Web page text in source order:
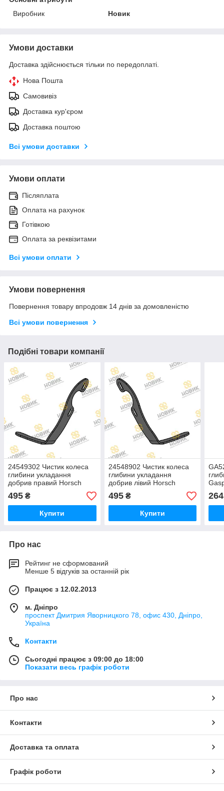
Виробник
Новик
Умови доставки
Доставка здійснюється тільки по передоплаті.
Нова Пошта
Самовивіз
Доставка кур'єром
Доставка поштою
Всі умови доставки
Умови оплати
Післяплата
Оплата на рахунок
Готівкою
Оплата за реквізитами
Всі умови оплати
Умови повернення
Повернення товару впродовж 14 днів за домовленістю
Всі умови повернення
Подібні товари компанії
24549302 Чистик колеса
глибини укладання
добрив правий Horsch
495 ₴
Купити
24548902 Чистик колеса
глибини укладання
добрив лівий Horsch
495₴
Купити
264
Про нас
Рейтинг не сформований
Менше 5 відгуків за останній рік
Працює з 12.02.2013
м. Дніпро
проспект Дмитрия Яворницкого 78, офис 430, Дніпро,
Україна
Контакти
Сьогодні працює з 09:00 до 18:00
Показати весь графік роботи
Про нас
Контакти
Доставка та оплата
Графік роботи